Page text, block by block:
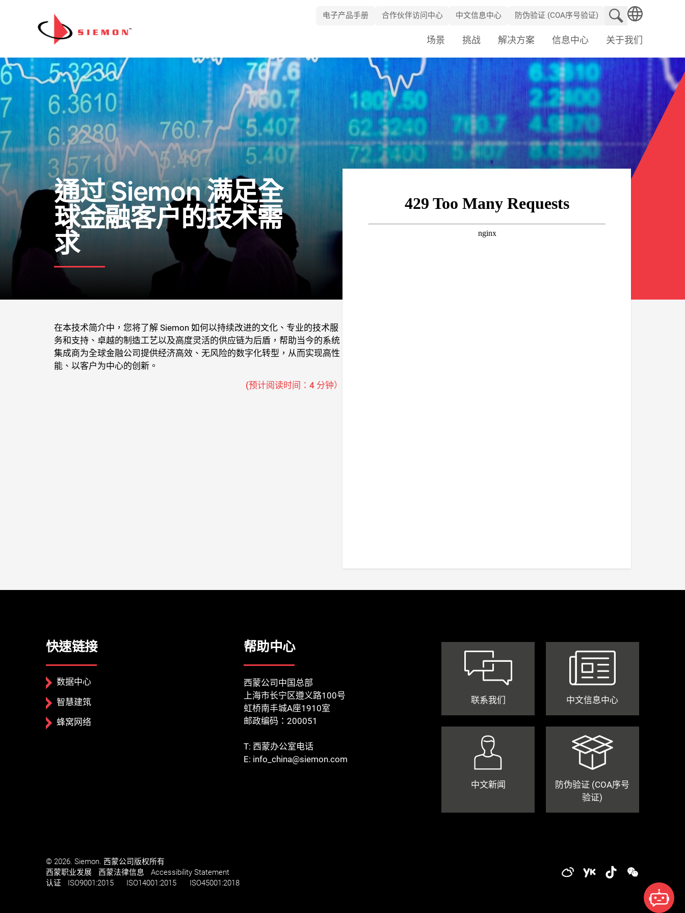
电子产品手册 合作伙伴访问中心 中文信息中心 防伪验证 (COA序号验证)
搜索网站
场景 挑战 解决方案 信息中心 关于我们
通过 Siemon 满足全
球金融客户的技术需
求
在本技术简介中，您将了解 Siemon 如何以持续改进的文化、专业的技术服
务和支持、卓越的制造工艺以及高度灵活的供应链为后盾，帮助当今的系统
集成商为全球金融公司提供经济高效、无风险的数字化转型，从而实现高性
能、以客户为中心的创新。
(预计阅读时间：4 分钟）
快速链接
数据中心
智慧建筑
蜂窝网络
帮助中心
西蒙公司中国总部
上海市长宁区遵义路100号
虹桥南丰城A座1910室
邮政编码：200051
T: 西蒙办公室电话
E: info_china@siemon.com
联系我们 中文信息中心
中文新闻
防伪验证 (COA序号
验证)
© 2026. Siemon. 西蒙公司版权所有
西蒙职业发展​​
西蒙法律信息​
Accessibility Statement
认证
ISO9001:2015 ISO14001:2015 ISO45001:2018